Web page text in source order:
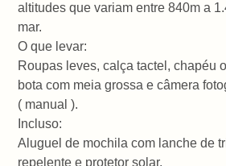
altitudes que variam entre 840m a
mar.
O que levar:
Roupas leves, calça tactel, chapéu
bota com meia grossa e câmera
( manual ).
Incluso:
Aluguel de mochila com lanche de
repelente e protetor solar.